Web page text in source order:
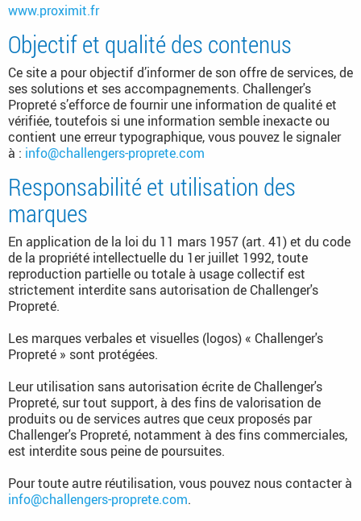
www.proximit.fr
Objectif et qualité des contenus
Ce site a pour objectif d’informer de son offre de services, de
ses solutions et ses accompagnements. Challenger's
Propreté s’efforce de fournir une information de qualité et
vérifiée, toutefois si une information semble inexacte ou
contient une erreur typographique, vous pouvez le signaler
à : info@challengers-proprete.com
Responsabilité et utilisation des
marques
En application de la loi du 11 mars 1957 (art. 41) et du code
de la propriété intellectuelle du 1er juillet 1992, toute
reproduction partielle ou totale à usage collectif est
strictement interdite sans autorisation de Challenger's
Propreté.
Les marques verbales et visuelles (logos) « Challenger's
Propreté » sont protégées.
Leur utilisation sans autorisation écrite de Challenger's
Propreté, sur tout support, à des fins de valorisation de
produits ou de services autres que ceux proposés par
Challenger's Propreté, notamment à des fins commerciales,
est interdite sous peine de poursuites.
Pour toute autre réutilisation, vous pouvez nous contacter à
info@challengers-proprete.com.